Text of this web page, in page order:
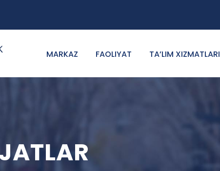
MARKAZ FAOLIYAT TA’LIM XIZMATLARI